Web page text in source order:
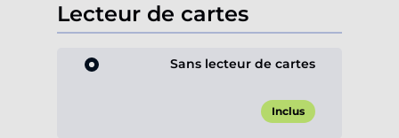
Lecteur de cartes
Sans lecteur de cartes
Inclus